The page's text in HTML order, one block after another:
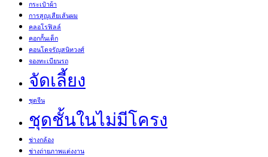
กระเป๋าผ้า
การสูญเสียเส้นผม
คลอโรฟิลล์
คอกกั้นเด็ก
คอนโดจรัญสนิทวงศ์
จองทะเบียนรถ
จัดเลี้ยง
ชุดจีน
ชุดชั้นในไม่มีโครง
ช่างกล้อง
ช่างถ่ายภาพแต่งงาน